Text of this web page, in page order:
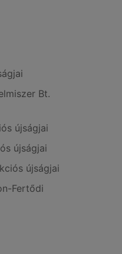
Bt.
újságjai
újságjai
újságjai
Fertődi